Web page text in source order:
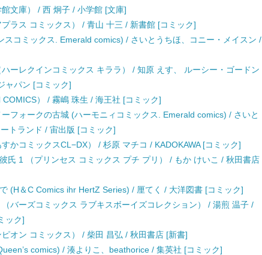
文庫） / 西 炯子 / 小学館 [文庫]
ラス コミックス） / 青山 十三 / 新書館 [コミック]
スコミックス. Emerald comics) / さいとうちほ、コニー・メイスン /
ーレクインコミックス キララ） / 知原 えす、 ルーシー・ゴードン
ャパン [コミック]
） / 霧嶋 珠生 / 海王社 [コミック]
フォークの古城 (ハーモニィコミックス. Emerald comics) / さいと
トランド / 宙出版 [コミック]
かコミックスCL−DX） / 杉原 マチコ / KADOKAWA [コミック]
氏 1 （プリンセス コミックス プチ プリ） / もか けいこ / 秋田書店
(H＆C Comics ihr HertZ Series) / 厘てく / 大洋図書 [コミック]
バーズコミックス ラブキスボーイズコレクション） / 湯煎 温子 /
ック]
オン コミックス） / 柴田 昌弘 / 秋田書店 [新書]
comics) / 湊よりこ、beathorice / 集英社 [コミック]